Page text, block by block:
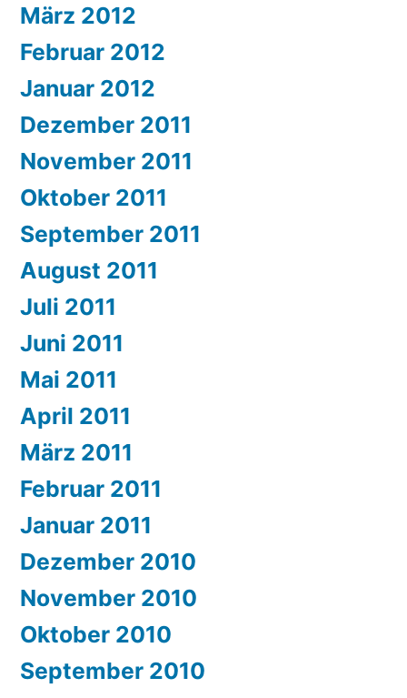
März 2012
Februar 2012
Januar 2012
Dezember 2011
November 2011
Oktober 2011
September 2011
August 2011
Juli 2011
Juni 2011
Mai 2011
April 2011
März 2011
Februar 2011
Januar 2011
Dezember 2010
November 2010
Oktober 2010
September 2010